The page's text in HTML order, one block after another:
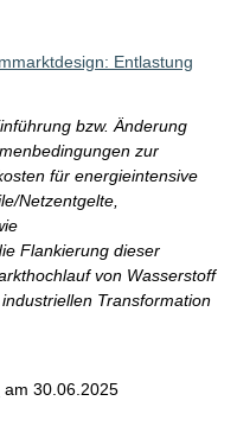
Entlastung
bzw. Änderung
zur
für energieintensive
Netzentgelte,
Flankierung dieser
von Wasserstoff
Transformation
am 30.06.2025